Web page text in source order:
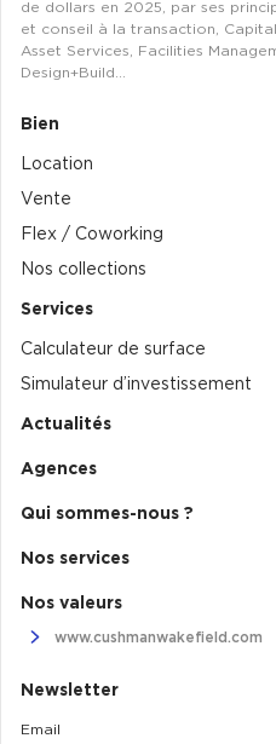
Logistique urbaine
Entrepôts Messagerie
Entrepôts XXL
Location de Commerces
Location de Commerces à
Location de Commerces à
Achat de Commerces à
de dollars en 2025, par ses
et conseil à la transaction,
Asset Services, Facilities
Design+Build…
Bien
Location
Vente
Flex / Coworking
Nos collections
Services
Calculateur de surface
Simulateur d’investissement
Actualités
Agences
Qui sommes-nous ?
Nos services
Nos valeurs
www.cushmanwakefield.com
Newsletter
Email